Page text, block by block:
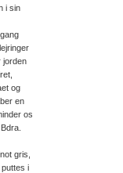
i sin
jorden
og
en
os
gris,
i